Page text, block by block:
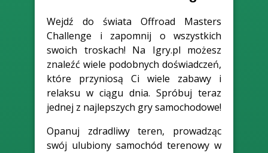
Wejdź do świata Offroad Masters
Challenge i zapomnij o wszystkich
swoich troskach! Na Igry.pl możesz
znaleźć wiele podobnych doświadczeń,
które przyniosą Ci wiele zabawy i
relaksu w ciągu dnia. Spróbuj teraz
jednej z najlepszych gry samochodowe!
Opanuj zdradliwy teren, prowadząc
swój ulubiony samochód terenowy w